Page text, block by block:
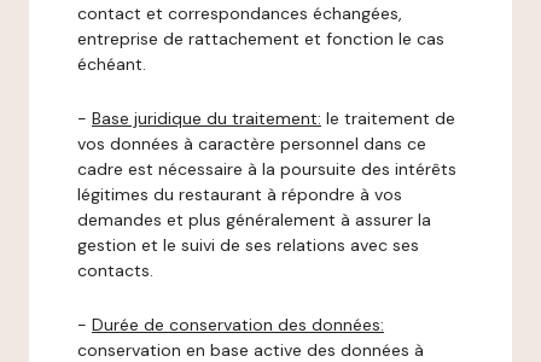
contact et correspondances échangées,
entreprise de rattachement et fonction le cas
échéant.
- Base juridique du traitement: le traitement de
vos données à caractère personnel dans ce
cadre est nécessaire à la poursuite des intérêts
légitimes du restaurant à répondre à vos
demandes et plus généralement à assurer la
gestion et le suivi de ses relations avec ses
contacts.
- Durée de conservation des données:
conservation en base active des données à